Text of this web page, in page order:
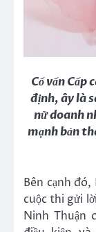
Cố vấn Cấp
định, ây là
nữ doanh
mạnh bản
Bên cạnh đó,
cuộc thi gửi
Ninh Thuận